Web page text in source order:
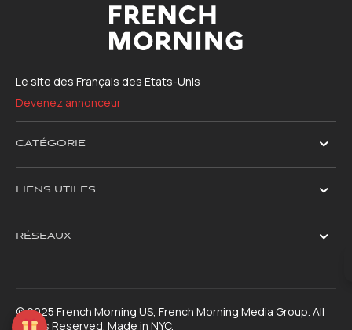
Le site des Français des États-Unis
Devenez annonceur
CATÉGORIE
LIENS UTILES
RÉSEAUX
© 2025 French Morning US, French Morning Media Group. All
Rights Reserved. Made in NYC.